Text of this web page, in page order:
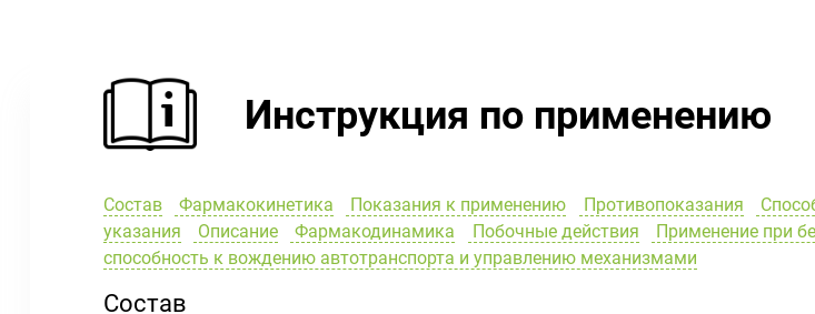
Инструкция по применению
Состав Фармакокинетика Показания к применению Противопоказания
указания
Описание Фармакодинамика Побочные действия Применение при
способность к вождению автотранспорта и управлению механизмами
Состав